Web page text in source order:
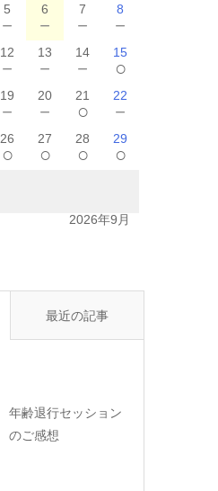
5
－
6
－
7
－
8
－
12
－
13
－
14
－
15
○
19
－
20
－
21
○
22
－
26
○
27
○
28
○
29
○
2026年9月
最近の記事
年齢退行セッション
のご感想